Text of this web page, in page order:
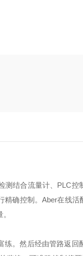
测结合流量计、PLC
精确控制。Aber在线
练。然后经由管路返